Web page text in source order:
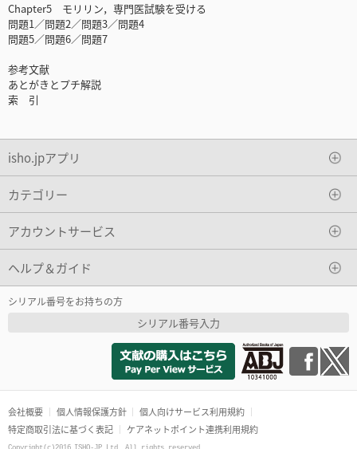
Chapter5 モリリン，専門医試験を受ける
問題1／問題2／問題3／問題4
問題5／問題6／問題7
参考文献
あとがきとプチ解説
索 引
isho.jpアプリ
カテゴリー
アカウントサービス
ヘルプ＆ガイド
シリアル番号をお持ちの方
シリアル番号入力
会社概要 個人情報保護方針
個人向けサービス利用規約
特定商取引法に基づく表記
ケアネットポイント連携利用規約